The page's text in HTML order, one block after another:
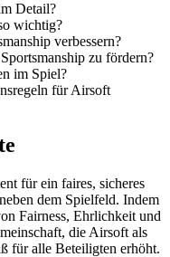
Detail?
wichtig?
verbessern?
zu fördern?
im Spiel?
für Airsoft
für ein faires, sicheres
dem Spielfeld. Indem
Fairness, Ehrlichkeit und
die Airsoft als
für alle Beteiligten erhöht.